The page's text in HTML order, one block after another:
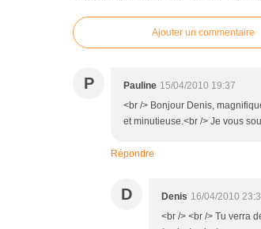
Ajouter un commentaire
P Pauline 15/04/2010 19:37
<br /> Bonjour Denis,
et minutieuse.<br /> Je vous
Répondre
D Denis 16/04/2010
<br /> <br /> Tu verra